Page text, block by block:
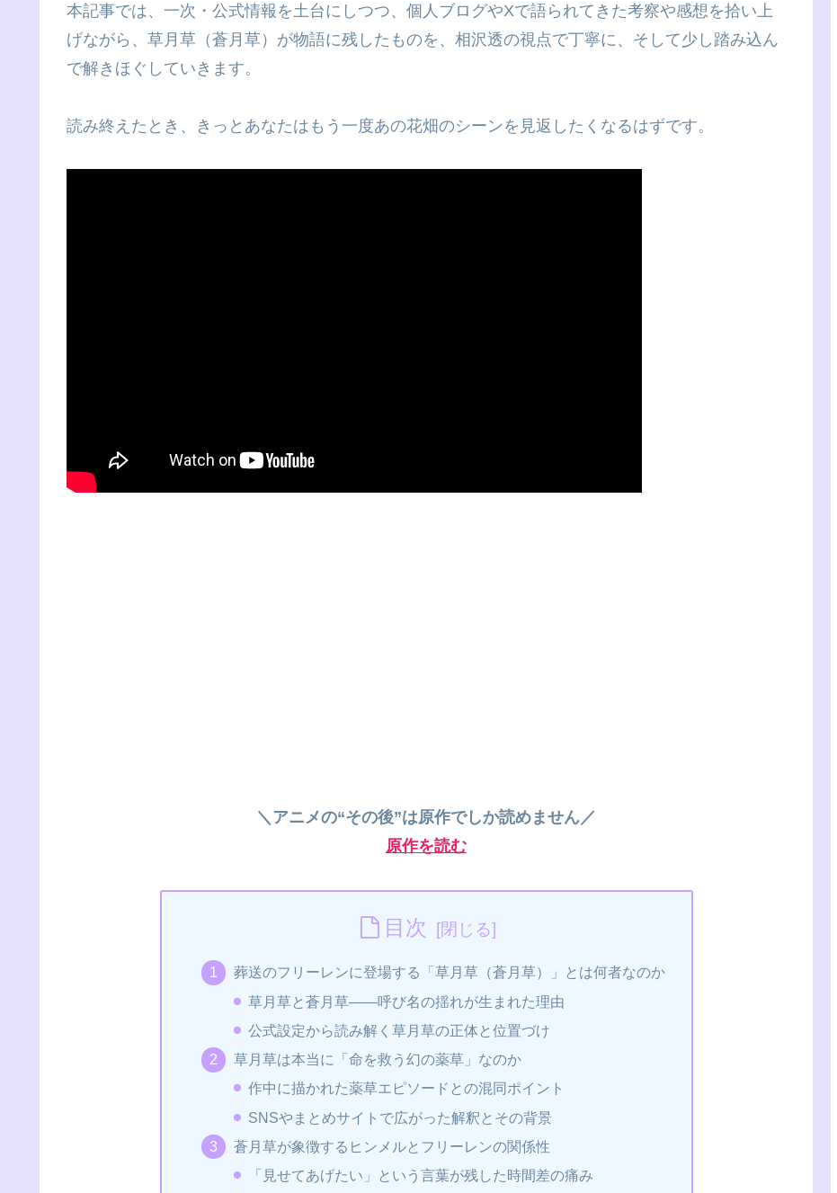
本記事では、一次・公式情報を土台にしつつ、個人ブログやXで語られてきた考察や感想を拾い上
げながら、草月草（蒼月草）が物語に残したものを、相沢透の視点で丁寧に、そして少し踏み込ん
で解きほぐしていきます。
読み終えたとき、きっとあなたはもう一度あの花畑のシーンを見返したくなるはずです。
＼アニメの“その後”は原作でしか読めません／
原作を読む
目次
葬送のフリーレンに登場する「草月草（蒼月草）」とは何者なのか
草月草と蒼月草――呼び名の揺れが生まれた理由
公式設定から読み解く草月草の正体と位置づけ
草月草は本当に「命を救う幻の薬草」なのか
作中に描かれた薬草エピソードとの混同ポイント
SNSやまとめサイトで広がった解釈とその背景
蒼月草が象徴するヒンメルとフリーレンの関係性
「見せてあげたい」という言葉が残した時間差の痛み